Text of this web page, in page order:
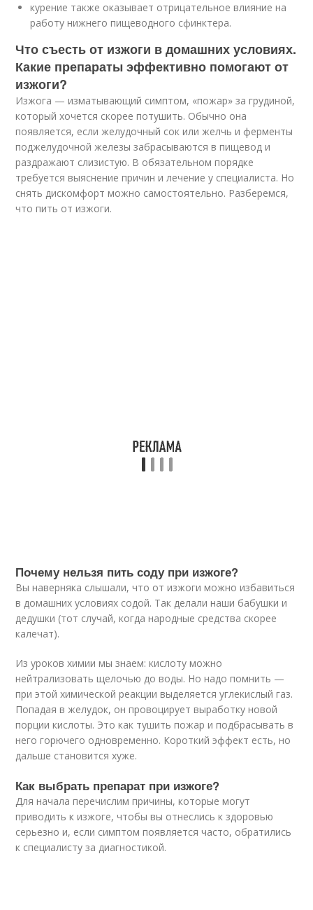
курение также оказывает отрицательное влияние на
работу нижнего пищеводного сфинктера.
Что съесть от изжоги в домашних условиях.
Какие препараты эффективно помогают от
изжоги?
Изжога — изматывающий симптом, «пожар» за грудиной,
который хочется скорее потушить. Обычно она
появляется, если желудочный сок или желчь и ферменты
поджелудочной железы забрасываются в пищевод и
раздражают слизистую. В обязательном порядке
требуется выяснение причин и лечение у специалиста. Но
снять дискомфорт можно самостоятельно. Разберемся,
что пить от изжоги.
Почему нельзя пить соду при изжоге?
Вы наверняка слышали, что от изжоги можно избавиться
в домашних условиях содой. Так делали наши бабушки и
дедушки (тот случай, когда народные средства скорее
калечат).
Из уроков химии мы знаем: кислоту можно
нейтрализовать щелочью до воды. Но надо помнить —
при этой химической реакции выделяется углекислый газ.
Попадая в желудок, он провоцирует выработку новой
порции кислоты. Это как тушить пожар и подбрасывать в
него горючего одновременно. Короткий эффект есть, но
дальше становится хуже.
Как выбрать препарат при изжоге?
Для начала перечислим причины, которые могут
приводить к изжоге, чтобы вы отнеслись к здоровью
серьезно и, если симптом появляется часто, обратились
к специалисту за диагностикой.